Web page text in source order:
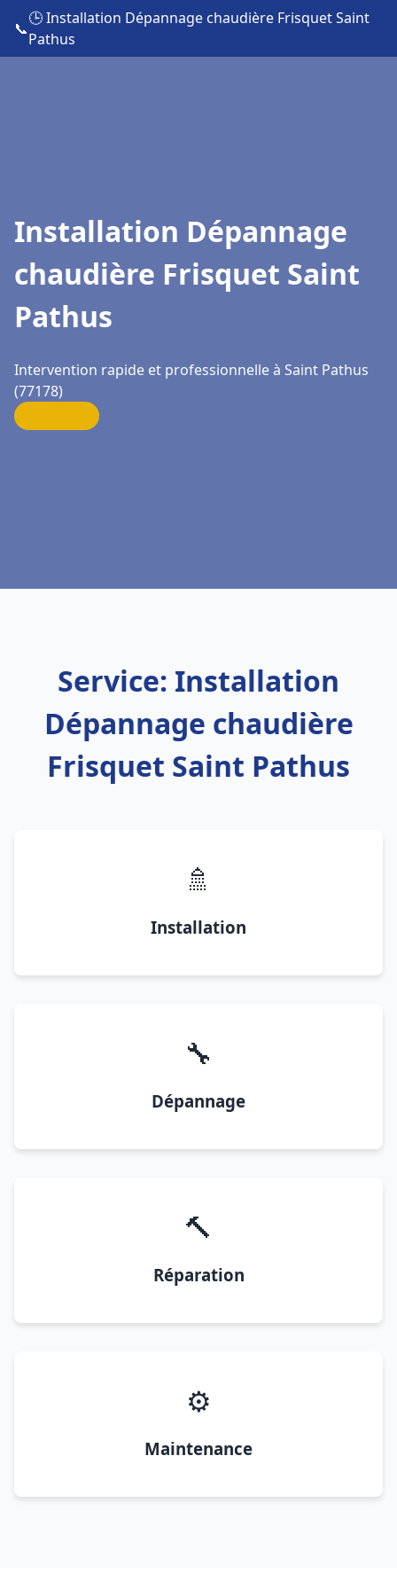
📞
🕒 Installation Dépannage chaudière Frisquet Saint
Pathus
Installation Dépannage
chaudière Frisquet Saint
Pathus
Intervention rapide et professionnelle à Saint Pathus
(77178)
Service: Installation
Dépannage chaudière
Frisquet Saint Pathus
🚿
Installation
🔧
Dépannage
🔨
Réparation
⚙️
Maintenance